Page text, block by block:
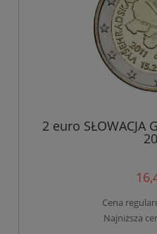
2 euro SŁOWACJA
Cena
Najniższa